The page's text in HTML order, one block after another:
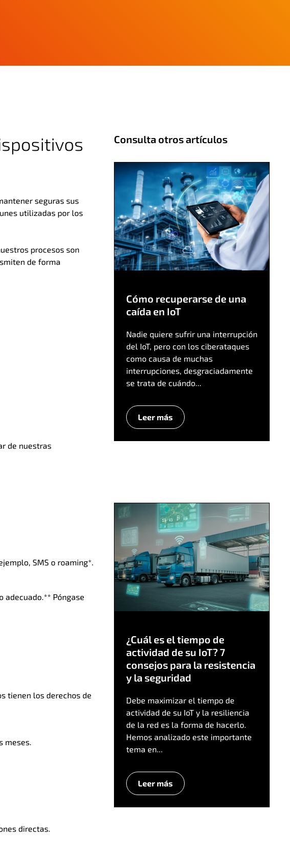
seguras sus
utilizadas por los
procesos son
de forma
de nuestras
ejemplo, SMS o roaming*.
adecuado.** Póngase
tienen los derechos de
meses.
directas.
Consulta otros artículos
Cómo recuperarse de una
caída en IoT
Nadie quiere sufrir una interrupción
del IoT, pero con los ciberataques
como causa de muchas
interrupciones, desgraciadamente
se trata de cuándo...
Leer más
¿Cuál es el tiempo de
actividad de su IoT? 7
consejos para la resistencia
y la seguridad
Debe maximizar el tiempo de
actividad de su IoT y la resiliencia
de la red es la forma de hacerlo.
Hemos analizado este importante
tema en...
Leer más